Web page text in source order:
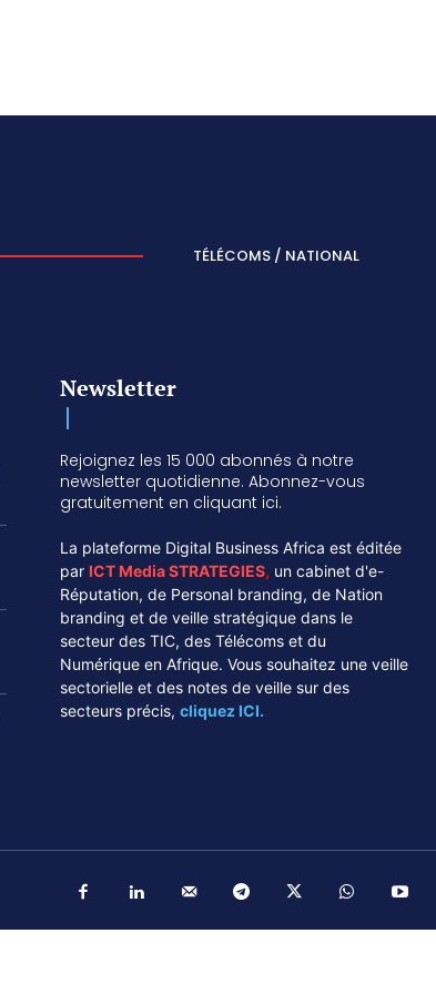
TÉLÉCOMS / NATIONAL
Newsletter
Rejoignez les 15 000 abonnés à notre
newsletter quotidienne. Abonnez-vous
gratuitement en cliquant ici.
La plateforme Digital Business Africa est éditée
parICT Media STRATEGIES, un cabinet d'e-
Réputation, de Personal branding, de Nation
branding et de veille stratégique dans le
secteur des TIC, des Télécoms et du
Numérique en Afrique. Vous souhaitez une veille
sectorielle et des notes de veille sur des
secteurs précis, cliquez ICI.